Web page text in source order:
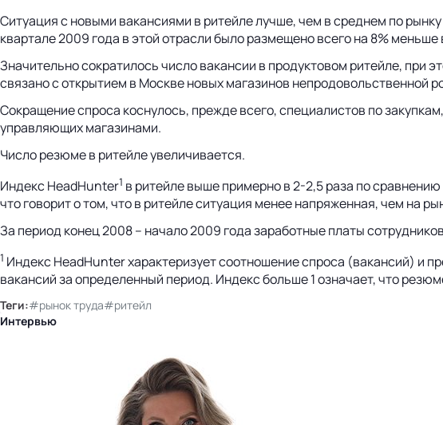
Ситуация с новыми вакансиями в ритейле лучше, чем в среднем по
квартале 2009 года в этой отрасли было размещено всего на 8% меньше
Значительно сократилось число вакансии в продуктовом ритейле, при
связано с открытием в Москве новых магазинов непродовольственной
Сокращение спроса коснулось, прежде всего, специалистов по
управляющих магазинами.
Число резюме в ритейле увеличивается.
Индекс HeadHunter1 в ритейле выше примерно в 2-2,5 раза по
что говорит о том, что в ритейле ситуация менее напряженная, чем на
За период конец 2008 – начало 2009 года заработные платы
1 Индекс HeadHunter характеризует соотношение спроса (вакансий) и
вакансий за определенный период. Индекс больше 1 означает, что
Теги:#рынок труда#ритейл
Интервью